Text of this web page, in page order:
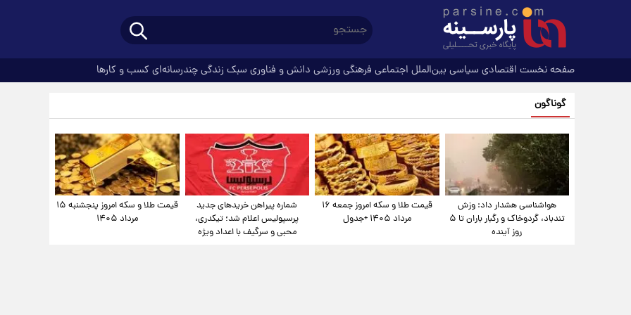
صفحه نخست اقتصادی سیاسی بین‌الملل اجتماعی فرهنگیورزشی دانش و فناوری سبک زندگیچندرسانه‌ای کسب و کارها
گوناگون
هواشناسی هشدار داد: وزش
تندباد، گردوخاک و رگبار باران تا ۵
روز آینده
قیمت طلا و سکه امروز جمعه ۱۶
مرداد ۱۴۰۵ +جدول
شماره پیراهن خریدهای جدید
پرسپولیس اعلام شد؛ تیکدری،
محبی و سرگیف با اعداد ویژه
قیمت طلا و سکه امروز پنجشنبه ۱۵
مرداد ۱۴۰۵